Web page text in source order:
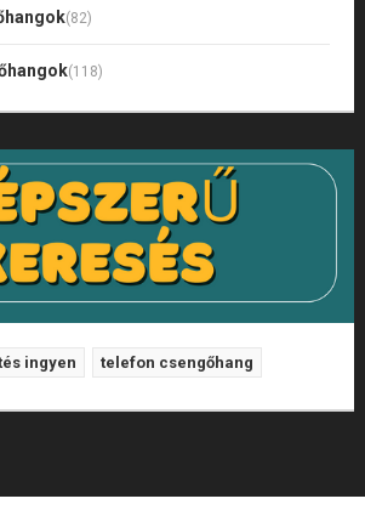
(82)
(118)
ingyen telefon csengőhang